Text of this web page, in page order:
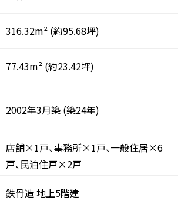
316.32m² (約95.68坪)
77.43m² (約23.42坪)
2002年3月築 (築24年)
店舗×1戸、事務所×1戸、一般住居×6
戸、民泊住戸×2戸
鉄骨造地上5階建